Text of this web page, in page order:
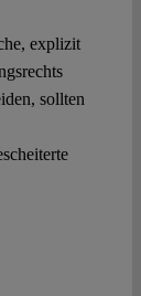
explizit
sollten